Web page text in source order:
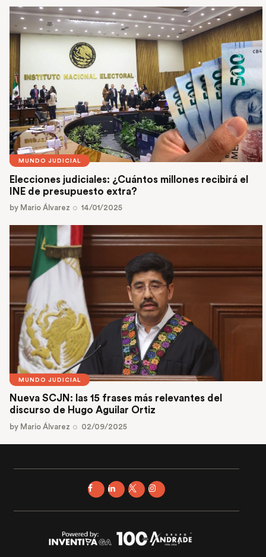
MUNDO JUDICIAL
Elecciones judiciales: ¿Cuántos millones recibirá el
INE de presupuesto extra?
by Mario Álvarez 14/01/2025
MUNDO JUDICIAL
Nueva SCJN: las 15 frases más relevantes del
discurso de Hugo Aguilar Ortiz
by Mario Álvarez 02/09/2025